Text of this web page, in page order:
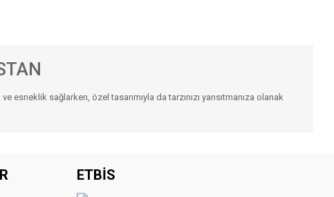
sağlarken, özel tasarımıyla da tarzınızı yansıtmanıza olanak
ETBİS